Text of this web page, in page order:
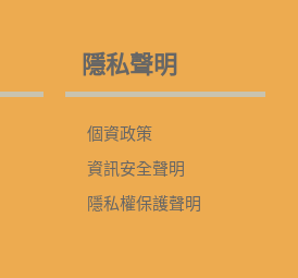
隱私聲明
個資政策
資訊安全聲明
隱私權保護聲明